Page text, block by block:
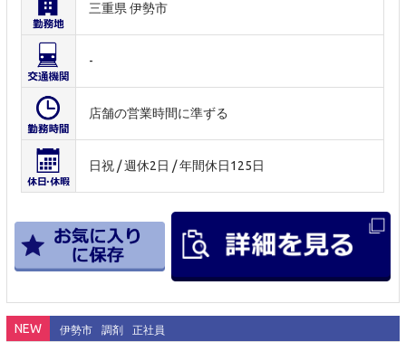
三重県 伊勢市
-
店舗の営業時間に準ずる
日祝 / 週休2日 / 年間休日125日
NEW 伊勢市 調剤 正社員